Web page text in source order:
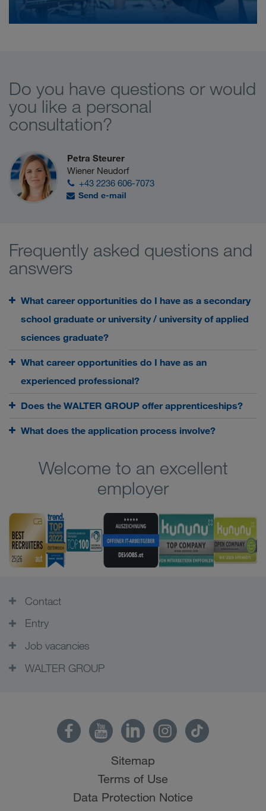
Do you have questions or would
you like a personal
consultation?
Petra Steurer
Wiener Neudorf
+43 2236 606-7073
Send e-mail
Frequently asked questions and
answers
What career opportunities do I have as a secondary
school graduate or university / university of applied
sciences graduate?
What career opportunities do I have as an
experienced professional?
Does the WALTER GROUP offer apprenticeships?
What does the application process involve?
Welcome to an excellent
employer
Contact
Entry
Job vacancies
WALTER GROUP
Sitemap
Terms of Use
Data Protection Notice